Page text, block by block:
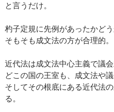
と言うだけ。
杓子定規に先例があったかど
そもそも成文法の方が合理的。
近代法は成文法中心主義で議会
どこの国の王室も、成文法や議
そしてその根底にある近代法
る。